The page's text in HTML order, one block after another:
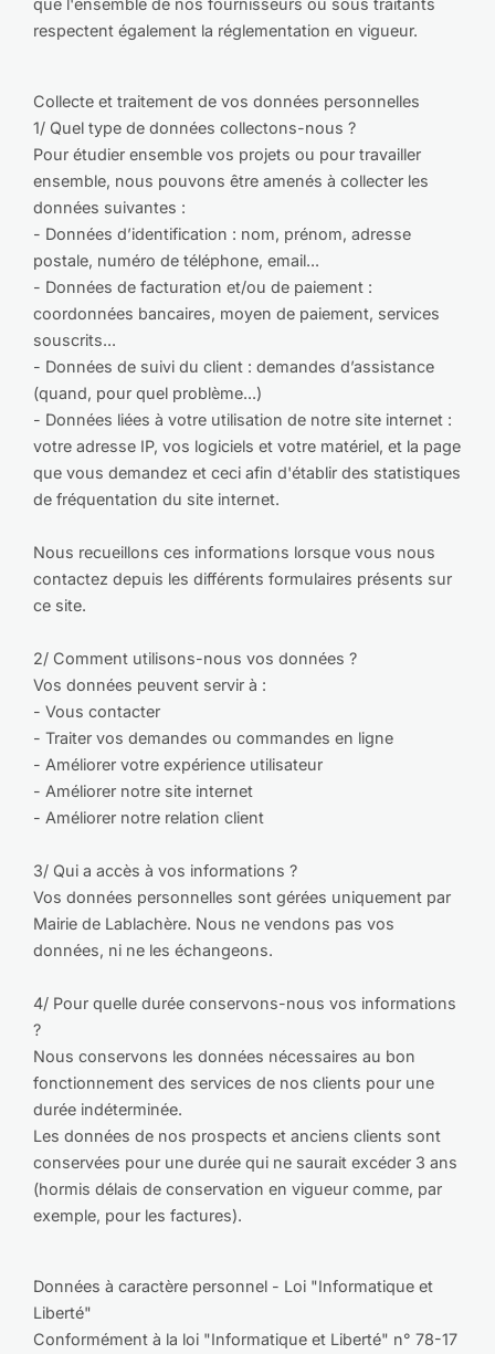
respectent également la réglementation en vigueur.
Collecte et traitement de vos données personnelles
1/ Quel type de données collectons-nous ?
Pour étudier ensemble vos projets ou pour travailler
ensemble, nous pouvons être amenés à collecter les
données suivantes :
- Données d’identification : nom, prénom, adresse
postale, numéro de téléphone, email...
- Données de facturation et/ou de paiement :
coordonnées bancaires, moyen de paiement, services
souscrits...
- Données de suivi du client : demandes d’assistance
(quand, pour quel problème...)
- Données liées à votre utilisation de notre site internet :
votre adresse IP, vos logiciels et votre matériel, et la page
que vous demandez et ceci afin d'établir des statistiques
de fréquentation du site internet.
Nous recueillons ces informations lorsque vous nous
contactez depuis les différents formulaires présents sur
ce site.
2/ Comment utilisons-nous vos données ?
Vos données peuvent servir à :
- Vous contacter
- Traiter vos demandes ou commandes en ligne
- Améliorer votre expérience utilisateur
- Améliorer notre site internet
- Améliorer notre relation client
3/ Qui a accès à vos informations ?
Vos données personnelles sont gérées uniquement par
Mairie de Lablachère. Nous ne vendons pas vos
données, ni ne les échangeons.
4/ Pour quelle durée conservons-nous vos informations
?
Nous conservons les données nécessaires au bon
fonctionnement des services de nos clients pour une
durée indéterminée.
Les données de nos prospects et anciens clients sont
conservées pour une durée qui ne saurait excéder 3 ans
(hormis délais de conservation en vigueur comme, par
exemple, pour les factures).
Données à caractère personnel - Loi "Informatique et
Liberté"
Conformément à la loi "Informatique et Liberté" n° 78-17